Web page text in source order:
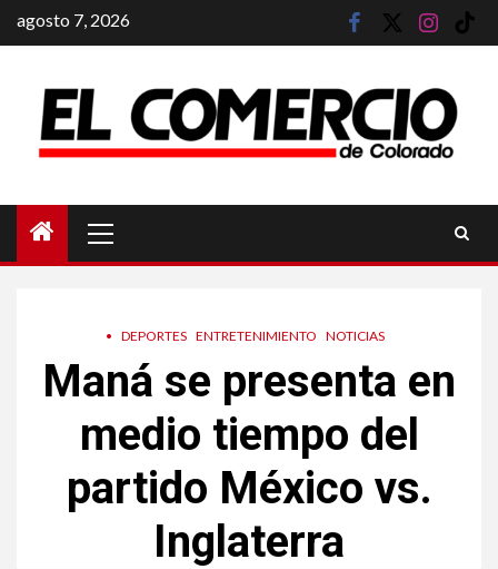
Saltar
al
agosto 7, 2026 facebook
twitterinstagram
tik
principal
• DEPORTES ENTRETENIMIENTO NOTICIAS
Maná se presenta en
medio tiempo del
partido México vs.
Inglaterra